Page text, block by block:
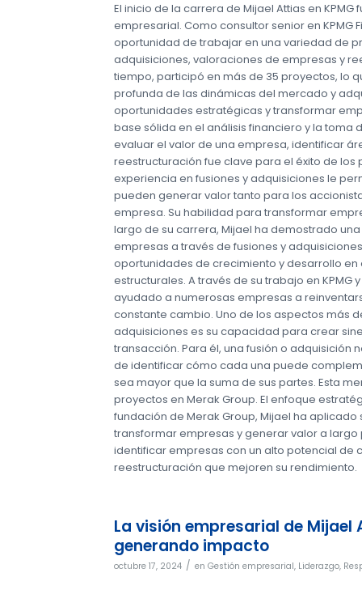
El inicio de la carrera de Mijael Attias en
empresarial. Como consultor senior en KPMG
oportunidad de trabajar en una variedad de
adquisiciones, valoraciones de empresas y
tiempo, participó en más de 35 proyectos, lo
profunda de las dinámicas del mercado y
oportunidades estratégicas y transformar
base sólida en el análisis financiero y la
evaluar el valor de una empresa, identificar
reestructuración fue clave para el éxito de
experiencia en fusiones y adquisiciones le
pueden generar valor tanto para los
empresa. Su habilidad para transformar
largo de su carrera, Mijael ha demostrado
empresas a través de fusiones y
oportunidades de crecimiento y desarrollo
estructurales. A través de su trabajo en
ayudado a numerosas empresas a
constante cambio. Uno de los aspectos más
adquisiciones es su capacidad para crear
transacción. Para él, una fusión o adquisición
de identificar cómo cada una puede
sea mayor que la suma de sus partes. Esta
proyectos en Merak Group. El enfoque
fundación de Merak Group, Mijael ha
transformar empresas y generar valor a
identificar empresas con un alto potencial de
reestructuración que mejoren su rendimiento.
La visión empresarial de
generando impacto
octubre 17, 2024 / en Gestión empresarial, Liderazgo,